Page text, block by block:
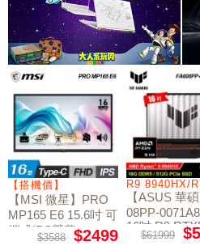
W11
【搭機價】
【MSI 微星】PRO
MP165 E6 15.6吋 可
攜式IPS螢幕
$3588 $2499
R9 8940HX/
【ASUS 華
08PP-
16吋 R9
電競筆電
$61999